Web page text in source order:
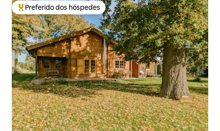
Entre os melhores preferidos dos hóspedes
Preferido dos hóspedes